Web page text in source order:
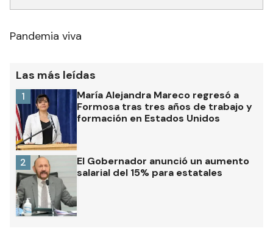
Pandemia viva
Las más leídas
María Alejandra Mareco regresó a
Formosa tras tres años de trabajo y
formación en Estados Unidos
1
El Gobernador anunció un aumento
salarial del 15% para estatales
2